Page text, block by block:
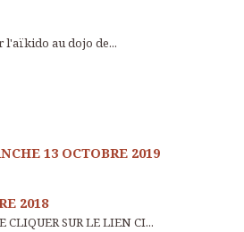
l'aïkido au dojo de...
13 OCTOBRE 2019
2018
CLIQUER SUR LE LIEN CI...